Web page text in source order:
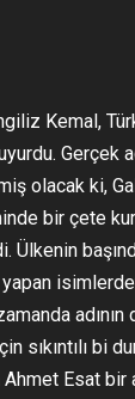
Kemal,
Gerçek
olacak ki,
bir çete
Ülkenin
yapan
sıkıntılı bi
Esat bir